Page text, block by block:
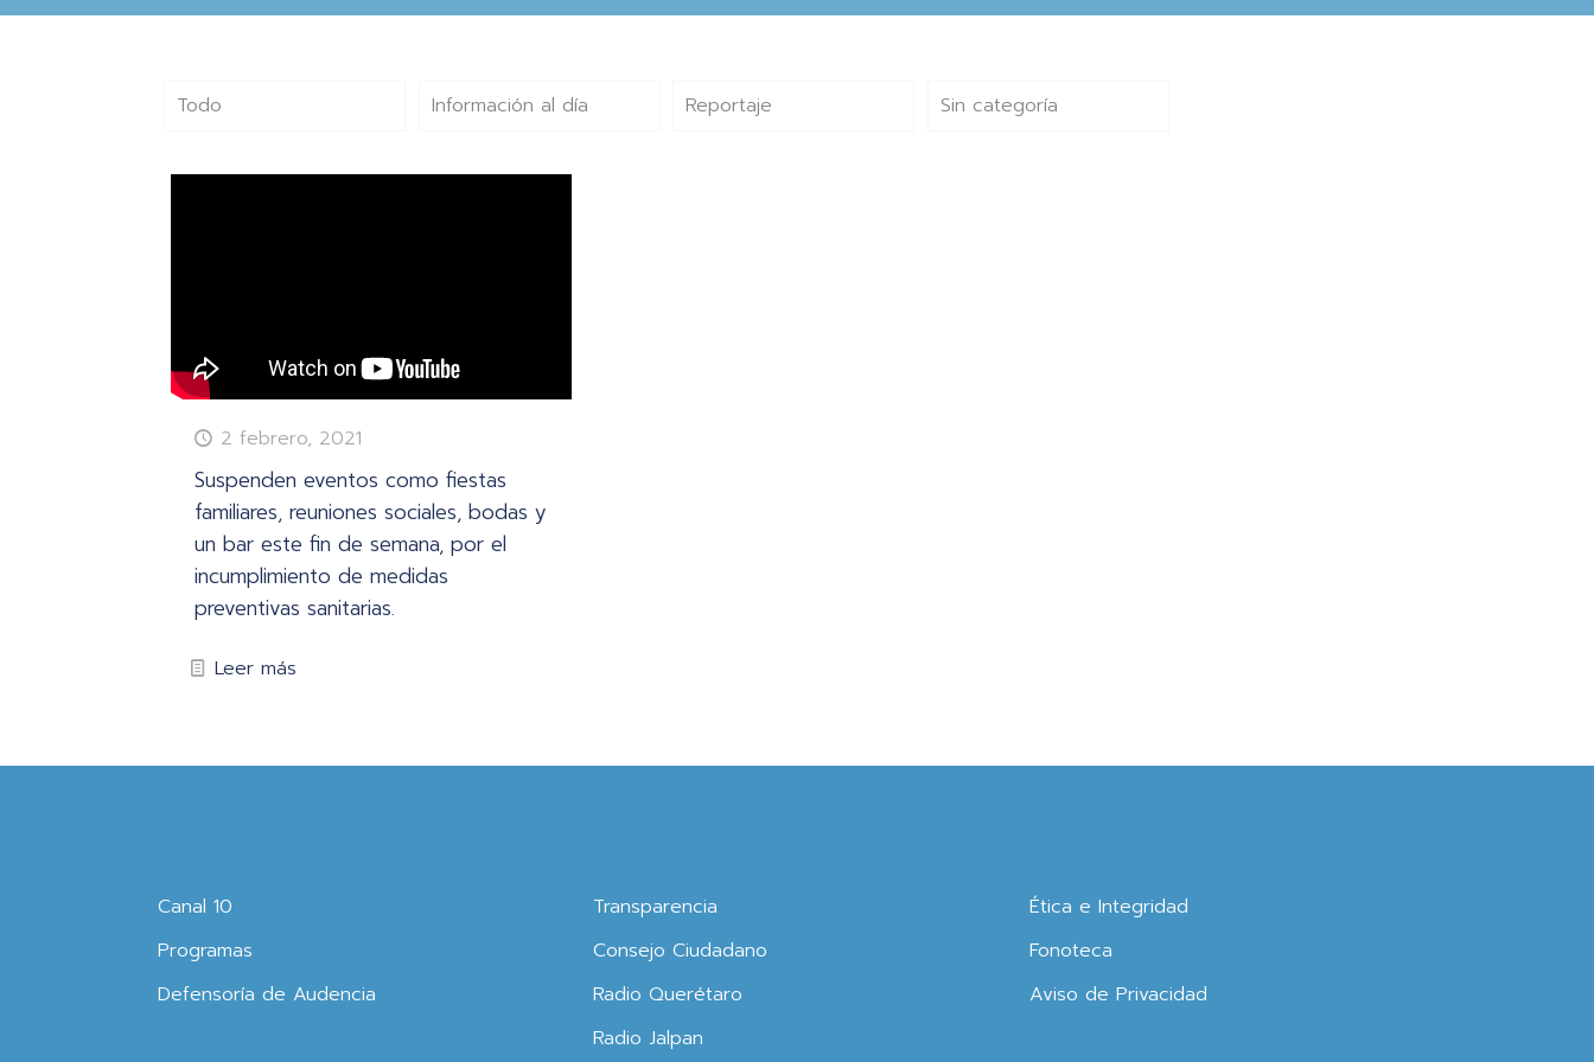
Todo Información al día Reportaje Sin categoría
2 febrero, 2021
Suspenden eventos como fiestas
familiares, reuniones sociales, bodas y
un bar este fin de semana, por el
incumplimiento de medidas
preventivas sanitarias.
Leer más
Canal 10
Programas
Defensoría de Audencia
Transparencia
Consejo Ciudadano
Radio Querétaro
Radio Jalpan
Ética e Integridad
Fonoteca
Aviso de Privacidad